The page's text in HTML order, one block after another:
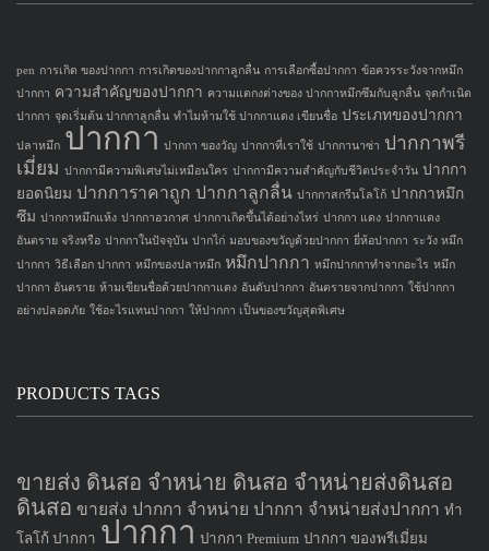
pen การเกิด ของปากกา การเกิดของปากกาลูกลื่น การเลือกซื้อปากกา ข้อควรระวังจากหมึก
ปากกา ความสำคัญของปากกา ความแตกงต่างของ ปากกาหมึกซึมกับลูกลื่น จุดกำเนิด
ปากกา จุดเริ่มต้น ปากกาลูกลื่น ทำไมห้ามใช้ ปากกาแดง เขียนชื่อ ประเภทของปากกา
ปลาหมึก ปากกา ปากกา ของวัญ ปากกาที่เราใช้ ปากกานาซ่า ปากกาพรี
เมี่ยม ปากกามีความพิเศษไม่เหมือนใคร ปากกามีความสำคัญกับชีวิตประจำวัน ปากกา
ยอดนิยม ปากการาคาถูก ปากกาลูกลื่น ปากกาสกรีนโลโก้ ปากกาหมึก
ซึม ปากกาหมึกแห้ง ปากกาอวกาศ ปากกาเกิดขึ้นได้อย่างไหร่ ปากกา แดง ปากกาแดง
อันตราย จริงหรือ ปากกาในปัจจุบัน ปากไก่ มอบของขวัญด้วยปากกา ยี่ห้อปากกา ระวัง หมึก
ปากกา วิธีเลือก ปากกา หมึกของปลาหมึก หมึกปากกา หมึกปากกาทำจากอะไร หมึก
ปากกา อันตราย ห้ามเขียนชื่อด้วยปากกาแดง อันดับปากกา อันตรายจากปากกา ใช้ปากกา
อย่างปลอดภัย ใช้อะไรแทนปากกา ให้ปากกา เป็นของขวัญสุดพิเศษ
PRODUCTS TAGS
ขายส่ง ดินสอ จำหน่าย ดินสอ จำหน่ายส่งดินสอ
ดินสอ ขายส่ง ปากกา จำหน่าย ปากกา จำหน่ายส่งปากกา ทำ
โลโก้ ปากกา ปากกา ปากกา Premium ปากกา ของพรีเมี่ยม